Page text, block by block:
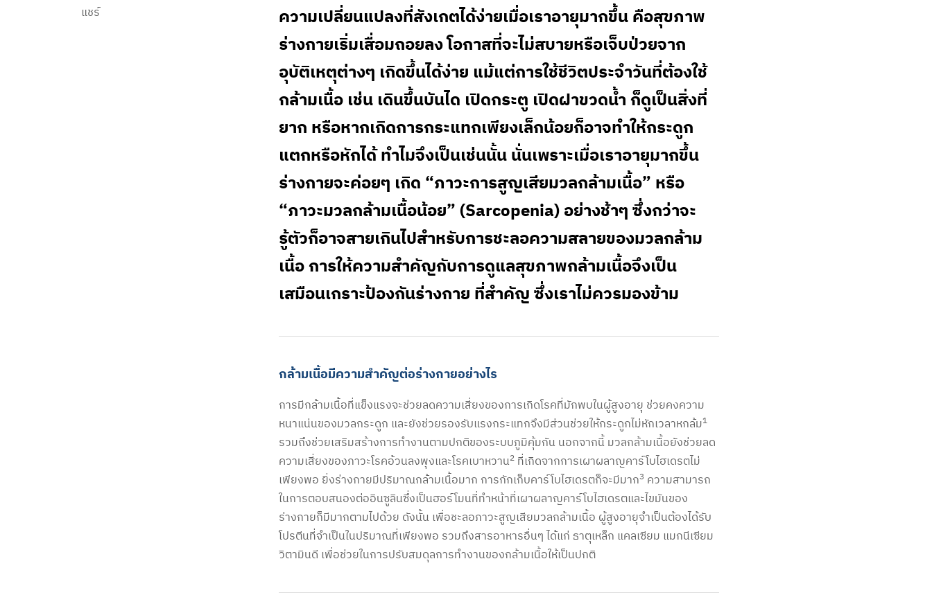
แชร์
ความเปลี่ยนแปลงที่สังเกตได้ง่ายเมื่อเราอายุมากขึ้น คือสุขภาพ
ร่างกายเริ่มเสื่อมถอยลง โอกาสที่จะไม่สบายหรือเจ็บป่วยจาก
อุบัติเหตุต่างๆ เกิดขึ้นได้ง่าย แม้แต่การใช้ชีวิตประจำวันที่ต้องใช้
กล้ามเนื้อ เช่น เดินขึ้นบันได เปิดกระตู เปิดฝาขวดน้ำ ก็ดูเป็นสิ่งที่
ยาก หรือหากเกิดการกระแทกเพียงเล็กน้อยก็อาจทำให้กระดูก
แตกหรือหักได้ ทำไมจึงเป็นเช่นนั้น นั่นเพราะเมื่อเราอายุมากขึ้น
ร่างกายจะค่อยๆ เกิด “ภาวะการสูญเสียมวลกล้ามเนื้อ” หรือ
“ภาวะมวลกล้ามเนื้อน้อย” (Sarcopenia) อย่างช้าๆ ซึ่งกว่าจะ
รู้ตัวก็อาจสายเกินไปสำหรับการชะลอความสลายของมวลกล้าม
เนื้อ การให้ความสำคัญกับการดูแลสุขภาพกล้ามเนื้อจึงเป็น
เสมือนเกราะป้องกันร่างกาย ที่สำคัญ ซึ่งเราไม่ควรมองข้าม
กล้ามเนื้อมีความสำคัญต่อร่างกายอย่างไร
การมีกล้ามเนื้อที่แข็งแรงจะช่วยลดความเสี่ยงของการเกิดโรคที่มักพบในผู้สูงอายุ ช่วยคงความ
หนาแน่นของมวลกระดูก และยังช่วยรองรับแรงกระแทกจึงมีส่วนช่วยให้กระดูกไม่หักเวลาหกล้ม1
รวมถึงช่วยเสริมสร้างการทำงานตามปกติของระบบภูมิคุ้มกัน นอกจากนี้ มวลกล้ามเนื้อยังช่วยลด
ความเสี่ยงของภาวะโรคอ้วนลงพุงและโรคเบาหวาน2 ที่เกิดจากการเผาผลาญคาร์โบไฮเดรตไม่
เพียงพอ ยิ่งร่างกายมีปริมาณกล้ามเนื้อมาก การกักเก็บคาร์โบไฮเดรตก็จะมีมาก3 ความสามารถ
ในการตอบสนองต่ออินซูลินซึ่งเป็นฮอร์โมนที่ทำหน้าที่เผาผลาญคาร์โบไฮเดรตและไขมันของ
ร่างกายก็มีมากตามไปด้วย ดังนั้น เพื่อชะลอภาวะสูญเสียมวลกล้ามเนื้อ ผู้สูงอายุจำเป็นต้องได้รับ
โปรตีนที่จำเป็นในปริมาณที่เพียงพอ รวมถึงสารอาหารอื่นๆ ได้แก่ ธาตุเหล็ก แคลเซียม แมกนีเซียม
วิตามินดี เพื่อช่วยในการปรับสมดุลการทำงานของกล้ามเนื้อให้เป็นปกติ